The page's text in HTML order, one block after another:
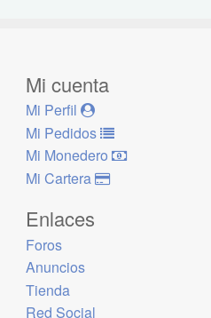
Mi cuenta
Mi Perfil
Mi Pedidos
Mi Monedero
Mi Cartera
Enlaces
Foros
Anuncios
Tienda
Red Social